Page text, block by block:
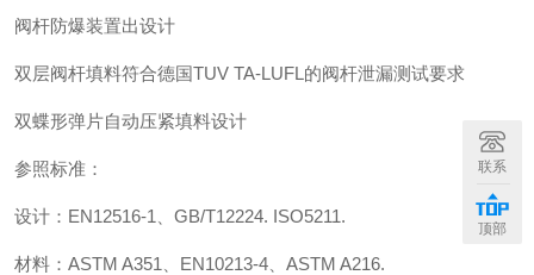
阀杆防爆装置出设计
双层阀杆填料符合德国TUV TA-LUFL的阀杆泄漏测试要求
双蝶形弹片自动压紧填料设计
参照标准：
设计：EN12516-1、GB/T12224. ISO5211.
材料：ASTM A351、EN10213-4、ASTM A216.
联系
顶部